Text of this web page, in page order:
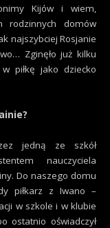
Kijów i wiem,
rodzinnych domów
najszybciej Rosjanie
Zginęło już kilku
piłkę jako dziecko
jedną ze szkół
nauczyciela
Do naszego domu
piłkarz z Iwano –
w szkole i w klubie
ostatnio oświadczył